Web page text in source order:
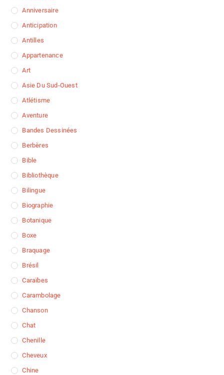
Anniversaire
Anticipation
Antilles
Appartenance
Art
Asie Du Sud-Ouest
Atlétisme
Aventure
Bandes Dessinées
Berbères
Bible
Bibliothèque
Bilingue
Biographie
Botanique
Boxe
Braquage
Brésil
Caraïbes
Carambolage
Chanson
Chat
Chenille
Cheveux
Chine